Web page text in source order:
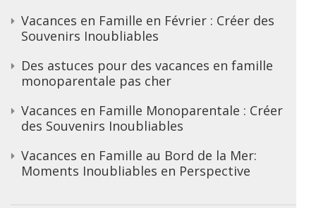
Vacances en Famille en Février : Créer des
Souvenirs Inoubliables
Des astuces pour des vacances en famille
monoparentale pas cher
Vacances en Famille Monoparentale : Créer
des Souvenirs Inoubliables
Vacances en Famille au Bord de la Mer:
Moments Inoubliables en Perspective